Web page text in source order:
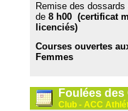
Remise des
de 8 h00 (certificat
licenciés)
Courses ouvertes
Femmes
Foulées
Club - ACC